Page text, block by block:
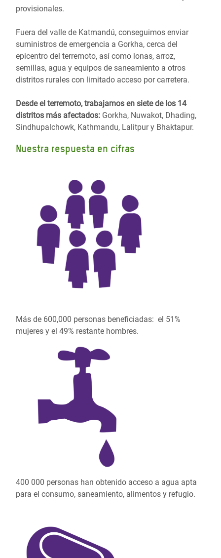
provisionales.
Fuera del valle de Katmandú, conseguimos enviar
suministros de emergencia a Gorkha, cerca del
epicentro del terremoto, así como lonas, arroz,
semillas, agua y equipos de saneamiento a otros
distritos rurales con limitado acceso por carretera.
Desde el terremoto, trabajamos en siete de los 14
distritos más afectados: Gorkha, Nuwakot, Dhading,
Sindhupalchowk, Kathmandu, Lalitpur y Bhaktapur.
Nuestra respuesta en cifras
Más de 600,000 personas beneficiadas: el 51%
mujeres y el 49% restante hombres.
400 000 personas han obtenido acceso a agua apta
para el consumo, saneamiento, alimentos y refugio.